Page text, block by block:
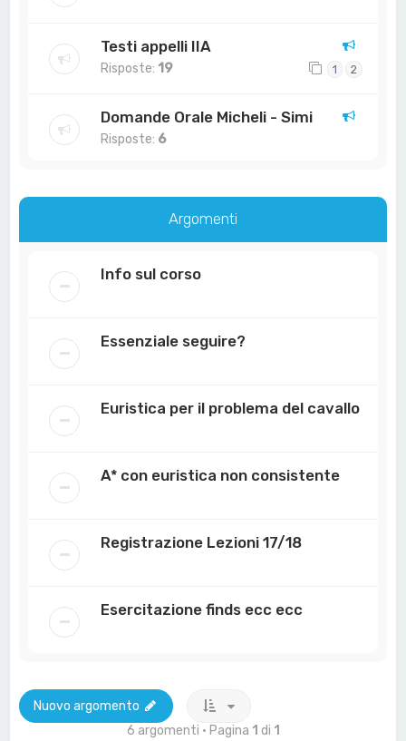
Testi appelli IIA
Risposte: 19 1 2
Domande Orale Micheli - Simi
Risposte: 6
Argomenti
Info sul corso
Essenziale seguire?
Euristica per il problema del cavallo
A* con euristica non consistente
Registrazione Lezioni 17/18
Esercitazione finds ecc ecc
Nuovo argomento
6 argomenti • Pagina 1 di 1